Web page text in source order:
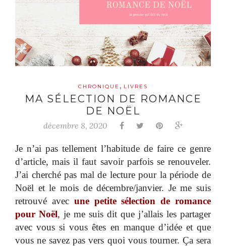
CHRONIQUE , LIVRES
MA SÉLECTION DE ROMANCE
DE NOËL
décembre 8, 2020
Je n’ai pas tellement l’habitude de faire ce genre
d’article, mais il faut savoir parfois se renouveler.
J’ai cherché pas mal de lecture pour la période de
Noël et le mois de décembre/janvier. Je me suis
retrouvé avec une petite sélection de romance
pour Noël, je me suis dit que j’allais les partager
avec vous si vous êtes en manque d’idée et que
vous ne savez pas vers quoi vous tourner. Ça sera